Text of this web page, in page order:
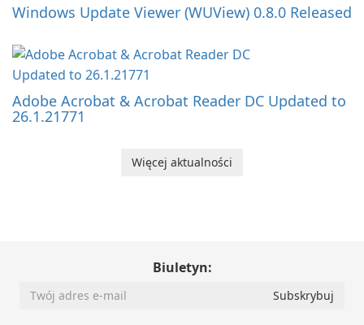
Windows Update Viewer (WUView) 0.8.0 Released
Adobe Acrobat & Acrobat Reader DC Updated to
26.1.21771
Więcej aktualności
Biuletyn: